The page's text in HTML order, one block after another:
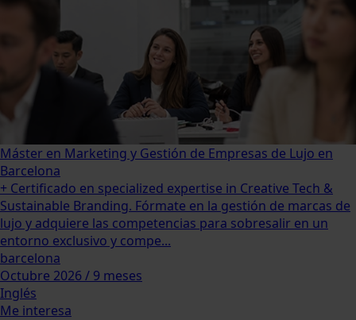
Máster en Marketing y Gestión de Empresas de Lujo en
Barcelona
+ Certificado en specialized expertise in Creative Tech &
Sustainable Branding. Fórmate en la gestión de marcas de
lujo y adquiere las competencias para sobresalir en un
entorno exclusivo y compe...
barcelona
Octubre 2026 / 9 meses
Inglés
Me interesa